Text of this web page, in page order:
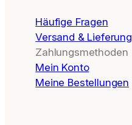
Häufige Fragen
Versand & Lieferung
Zahlungsmethoden
Mein Konto
Meine Bestellungen